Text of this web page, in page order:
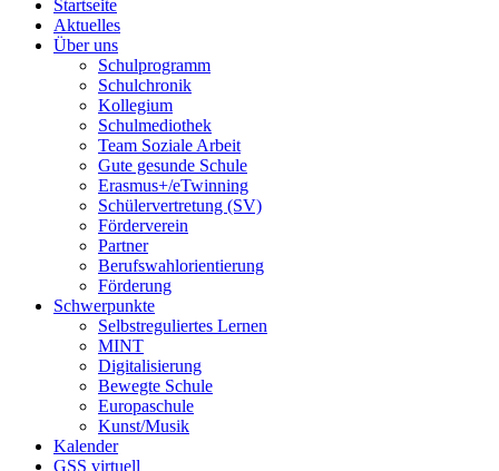
Startseite
Aktuelles
Über uns
Schulprogramm
Schulchronik
Kollegium
Schulmediothek
Team Soziale Arbeit
Gute gesunde Schule
Erasmus+/eTwinning
Schülervertretung (SV)
Förderverein
Partner
Berufswahlorientierung
Förderung
Schwerpunkte
Selbstreguliertes Lernen
MINT
Digitalisierung
Bewegte Schule
Europaschule
Kunst/Musik
Kalender
GSS virtuell